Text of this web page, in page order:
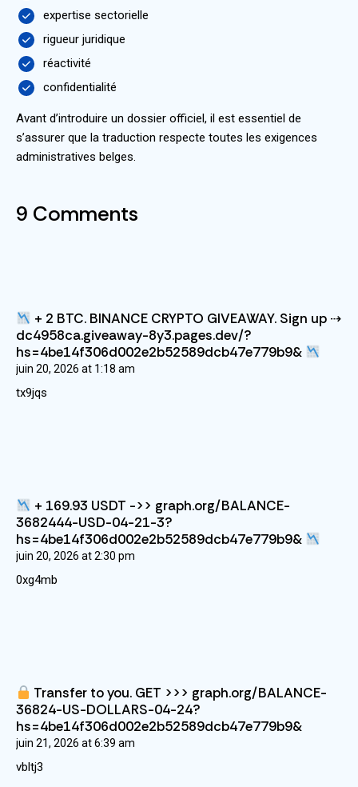
expertise sectorielle
rigueur juridique
réactivité
confidentialité
Avant d’introduire un dossier officiel, il est essentiel de
s’assurer que la traduction respecte toutes les exigences
administratives belges.
9 Comments
+ 2 BTC. BINANCE CRYPTO GIVEAWAY. Sign up ⇢
dc4958ca.giveaway-8y3.pages.dev/?
hs=4be14f306d002e2b52589dcb47e779b9&
juin 20, 2026 at 1:18 am
tx9jqs
+ 169.93 USDT ->> graph.org/BALANCE-
3682444-USD-04-21-3?
hs=4be14f306d002e2b52589dcb47e779b9&
juin 20, 2026 at2:30 pm
0xg4mb
Transfer to you. GET >>> graph.org/BALANCE-
36824-US-DOLLARS-04-24?
hs=4be14f306d002e2b52589dcb47e779b9&
juin 21, 2026 at6:39 am
vbltj3